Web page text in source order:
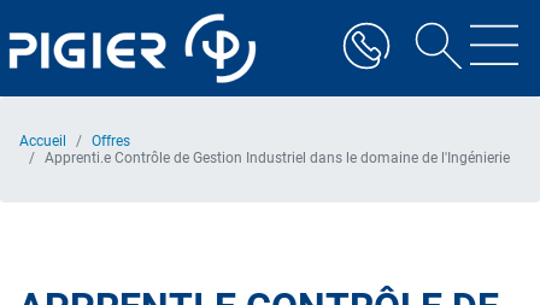
au
contenu
Accueil
Offres
Apprenti.e Contrôle de Gestion Industriel dans le domaine de l'Ingénierie